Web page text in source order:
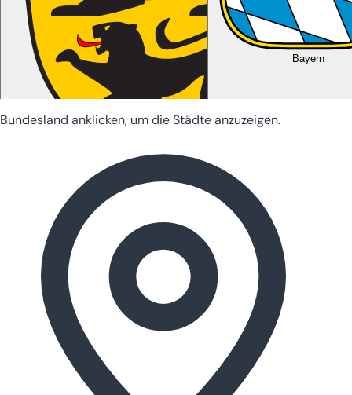
Baden-Württemberg
Bayern
Bundesland anklicken, um die Städte anzuzeigen.